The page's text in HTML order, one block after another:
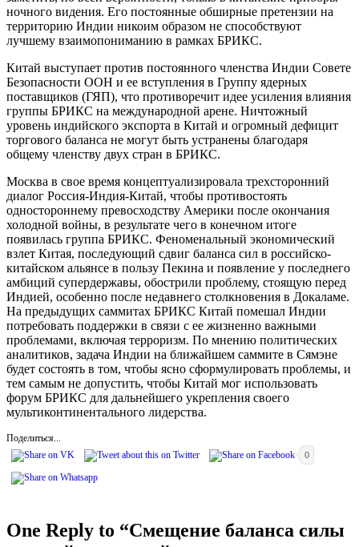
ночного видения. Его постоянные обширные претензии на
территорию Индии никоим образом не способствуют
лучшему взаимопониманию в рамках БРИКС.
Китай выступает против постоянного членства Индии Совете
Безопасности ООН и ее вступления в Группу ядерных
поставщиков (ГЯП), что противоречит идее усиления влияния
группы БРИКС на международной арене. Ничтожный
уровень индийского экспорта в Китай и огромный дефицит
торгового баланса не могут быть устранены благодаря
общему членству двух стран в БРИКС.
Москва в свое время концептуализировала трехсторонний
диалог Россия-Индия-Китай, чтобы противостоять
одностороннему превосходству Америки после окончания
холодной войны, в результате чего в конечном итоге
появилась группа БРИКС. Феноменальный экономический
взлет Китая, последующий сдвиг баланса сил в российско-
китайском альянсе в пользу Пекина и появление у последнего
амбиций супердержавы, обострили проблему, стоящую перед
Индией, особенно после недавнего столкновения в Докаламе.
На предыдущих саммитах БРИКС Китай помешал Индии
потребовать поддержки в связи с ее жизненно важными
проблемами, включая терроризм. По мнению политических
аналитиков, задача Индии на ближайшем саммите в Сямэне
будет состоять в том, чтобы ясно сформулировать проблемы, и
тем самым не допустить, чтобы Китай мог использовать
форум БРИКС для дальнейшего укрепления своего
мультиконтинентального лидерства.
Поделиться...
0
One Reply to “Смещение баланса силы